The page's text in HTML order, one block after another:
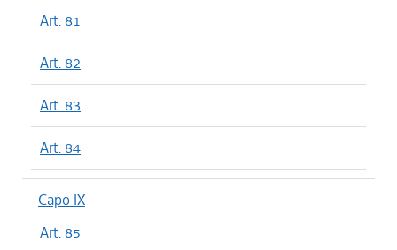
Art. 81
Art. 82
Art. 83
Art. 84
Capo IX
Art. 85